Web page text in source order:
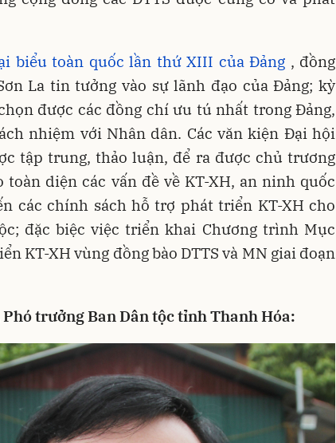
biểu toàn quốc lần thứ XIII của Đảng , đồng
La tin tưởng vào sự lãnh đạo của Đảng; kỳ
được các đồng chí ưu tú nhất trong Đảng,
nhiệm với Nhân dân. Các văn kiện Đại hội
tập trung, thảo luận, để ra được chủ trương
diện các vấn đề về KT-XH, an ninh quốc
các chính sách hỗ trợ phát triển KT-XH cho
đặc biệc việc triển khai Chương trình Mục
KT-XH vùng đồng bào DTTS và MN giai đoạn
Phó trưởng Ban Dân tộc tỉnh Thanh Hóa: